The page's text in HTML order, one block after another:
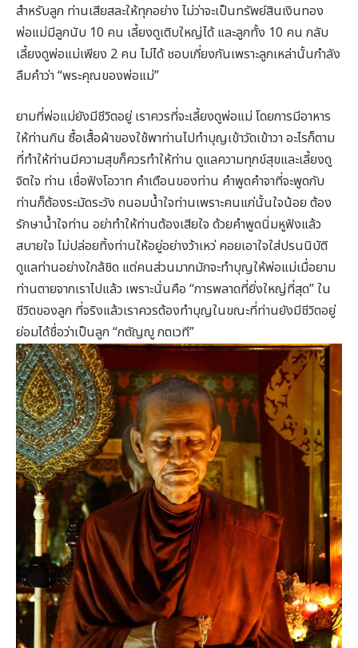
สำหรับลูก ท่านเสียสละให้ทุกอย่าง ไม่ว่าจะเป็นทรัพย์สินเงินทอง
พ่อแม่มีลูกนับ 10 คน เลี้ยงดูเติบใหญ่ได้ และลูกทั้ง 10 คน กลับ
เลี้ยงดูพ่อแม่เพียง 2 คน ไม่ได้ ชอบเกี่ยงกันเพราะลูกเหล่านั้นกำลัง
ลืมคำว่า “พระคุณของพ่อแม่”
ยามที่พ่อแม่ยังมีชีวิตอยู่ เราควรที่จะเลี้ยงดูพ่อแม่ โดยการมีอาหาร
ให้ท่านกิน ซื้อเสื้อผ้าของใช้พาท่านไปทำบุญเข้าวัดเข้าวา อะไรก็ตาม
ที่ทำให้ท่านมีความสุขก็ควรทำให้ท่าน ดูแลความทุกข์สุขและเลี้ยงดู
จิตใจ ท่าน เชื่อฟังโอวาท คำเตือนของท่าน คำพูดคำจาที่จะพูดกับ
ท่านก็ต้องระมัดระวัง ถนอมน้ำใจท่านเพราะคนแก่นั้นใจน้อย ต้อง
รักษาน้ำใจท่าน อย่าทำให้ท่านต้องเสียใจ ด้วยคำพูดนิ่มหูฟังแล้ว
สบายใจ ไม่ปล่อยทิ้งท่านให้อยู่อย่างว้าเหว่ คอยเอาใจใส่ปรนนิบัติ
ดูแลท่านอย่างใกล้ชิด แต่คนส่วนมากมักจะทำบุญให้พ่อแม่เมื่อยาม
ท่านตายจากเราไปแล้ว เพราะนั่นคือ “การพลาดที่ยิ่งใหญ่ที่สุด” ใน
ชีวิตของลูก ที่จริงแล้วเราควรต้องทำบุญในขณะที่ท่านยังมีชีวิตอยู่
ย่อมได้ชื่อว่าเป็นลูก “กตัญญู กตเวที”